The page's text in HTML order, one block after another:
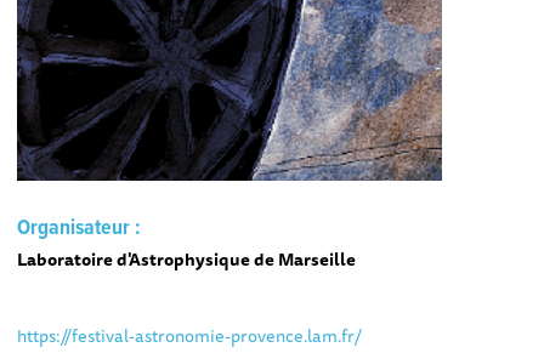
Organisateur :
Laboratoire d'Astrophysique de Marseille
https://festival-astronomie-provence.lam.fr/